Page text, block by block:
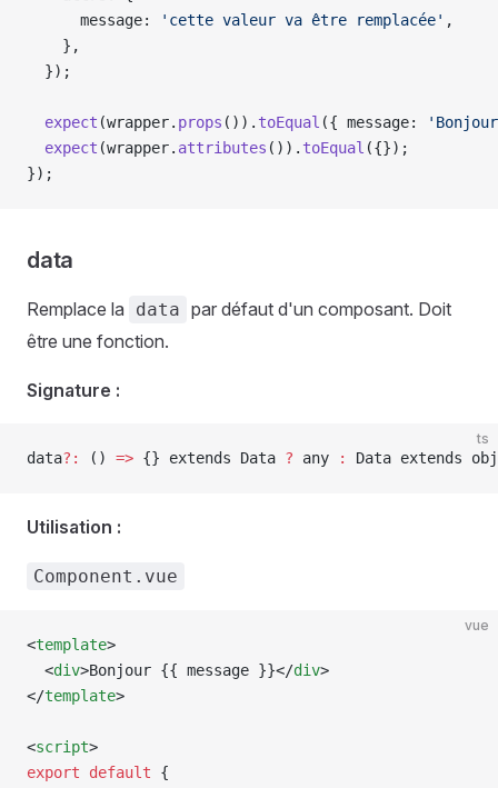
      message
: 'cette valeur va être remplacée' ,
    },
  });
  expect
(wrapper. props ()). toEqual ({ message:
  expect
(wrapper. attributes ()). toEqual ({});
});
data
Remplace la data par défaut d'un composant. Doit
être une fonction.
Signature :
ts
data?: () => {} extends Data ? any : Data extends
Utilisation :
Component.vue
vue
<template>
  <
div>Bonjour {{ message }}</div>
</template>
<script>
export default {